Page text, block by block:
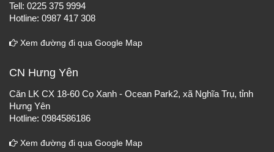
Tell: 0225 375 9994
Hotline: 0987 417 308
Xem đường đi qua Google Map
CN Hưng Yên
Căn LK CX 18-60 Cọ Xanh - Ocean Park2, xã Nghĩa Trụ, tỉnh
Hưng Yên
Hotline: 0984586186
Xem đường đi qua Google Map